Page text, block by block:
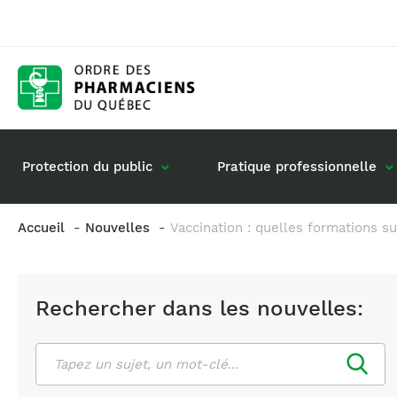
Protection du public
Vos questions :
Pratique professionnelle
Exercice en société
Commande de matériel
Accueil Nouvelles Vaccination : quelles formations
Rechercher dans les nouvelles: